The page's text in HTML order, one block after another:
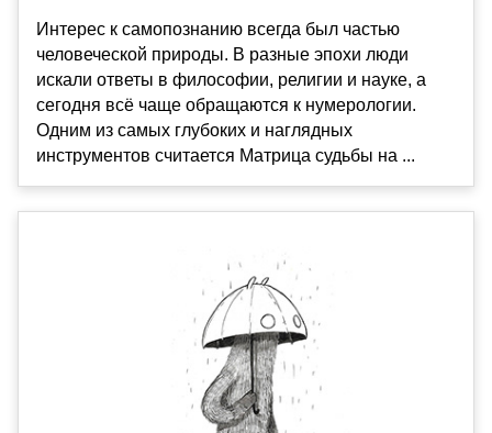
Интерес к самопознанию всегда был частью
человеческой природы. В разные эпохи люди
искали ответы в философии, религии и науке, а
сегодня всё чаще обращаются к нумерологии.
Одним из самых глубоких и наглядных
инструментов считается Матрица судьбы на ...